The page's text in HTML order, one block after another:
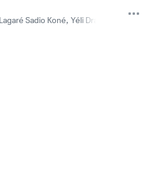
Lagaré Sadio Koné, Yéli Dramé